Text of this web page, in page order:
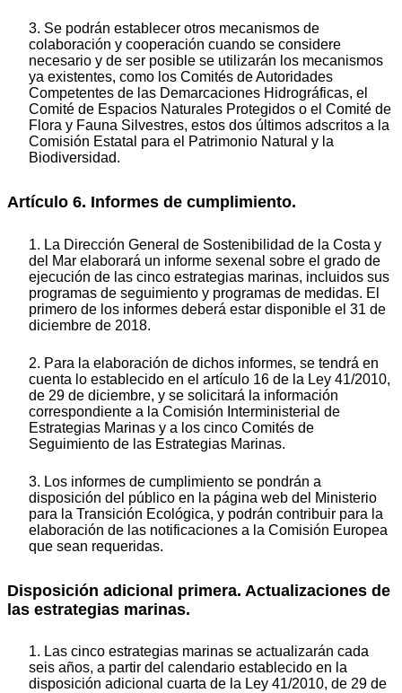
3. Se podrán establecer otros mecanismos de
colaboración y cooperación cuando se considere
necesario y de ser posible se utilizarán los mecanismos
ya existentes, como los Comités de Autoridades
Competentes de las Demarcaciones Hidrográficas, el
Comité de Espacios Naturales Protegidos o el Comité de
Flora y Fauna Silvestres, estos dos últimos adscritos a la
Comisión Estatal para el Patrimonio Natural y la
Biodiversidad.
Artículo 6. Informes de cumplimiento.
1. La Dirección General de Sostenibilidad de la Costa y
del Mar elaborará un informe sexenal sobre el grado de
ejecución de las cinco estrategias marinas, incluidos sus
programas de seguimiento y programas de medidas. El
primero de los informes deberá estar disponible el 31 de
diciembre de 2018.
2. Para la elaboración de dichos informes, se tendrá en
cuenta lo establecido en el artículo 16 de la Ley 41/2010,
de 29 de diciembre, y se solicitará la información
correspondiente a la Comisión Interministerial de
Estrategias Marinas y a los cinco Comités de
Seguimiento de las Estrategias Marinas.
3. Los informes de cumplimiento se pondrán a
disposición del público en la página web del Ministerio
para la Transición Ecológica, y podrán contribuir para la
elaboración de las notificaciones a la Comisión Europea
que sean requeridas.
Disposición adicional primera. Actualizaciones de
las estrategias marinas.
1. Las cinco estrategias marinas se actualizarán cada
seis años, a partir del calendario establecido en la
disposición adicional cuarta de la Ley 41/2010, de 29 de